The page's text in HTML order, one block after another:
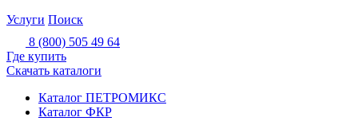
Услуги Поиск
8 (800) 505 49 64
Где купить
Скачать каталоги
Каталог ПЕТРОМИКС
Каталог ФКР